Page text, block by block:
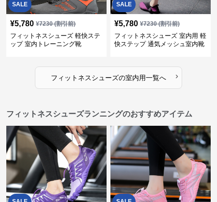
SALE
¥5,780 ¥7230(割引前)
フィットネスシューズ 軽快ステ
ップ 室内トレーニング靴
SALE
¥5,780 ¥7230(割引前)
フィットネスシューズ 室内用 軽
快ステップ 通気メッシュ室内靴
フィットネスシューズの室内用一覧へ ›
フィットネスシューズランニングのおすすめアイテム